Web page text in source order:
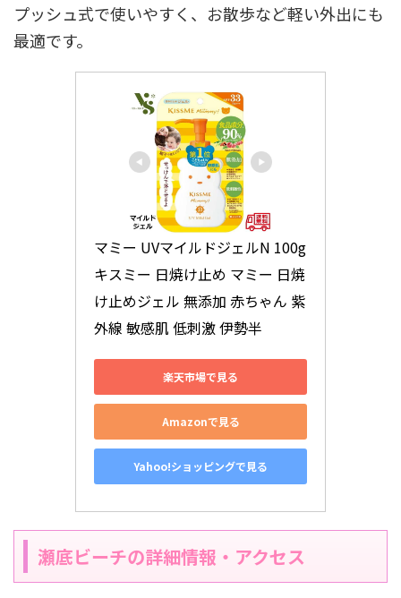
プッシュ式で使いやすく、お散歩など軽い外出にも
最適です。
マミー UVマイルドジェルN 100g
キスミー 日焼け止め マミー 日焼
け止めジェル 無添加 赤ちゃん 紫
外線 敏感肌 低刺激 伊勢半
楽天市場で見る
Amazonで見る
Yahoo!ショッピングで見る
瀬底ビーチの詳細情報・アクセス